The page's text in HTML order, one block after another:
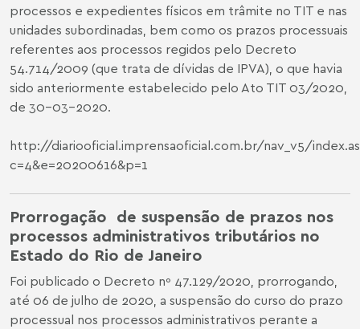
processos e expedientes físicos em trâmite no TIT e nas
unidades subordinadas, bem como os prazos processuais
referentes aos processos regidos pelo Decreto
54.714/2009 (que trata de dívidas de IPVA), o que havia
sido anteriormente estabelecido pelo Ato TIT 03/2020,
de 30-03-2020.
http://diariooficial.imprensaoficial.com.br/nav_v5/
c=4&e=20200616&p=1
Prorrogação de suspensão de prazos nos
processos administrativos tributários no
Estado do Rio de Janeiro
Foi publicado o Decreto nº 47.129/2020, prorrogando,
até 06 de julho de 2020, a suspensão do curso do prazo
processual nos processos administrativos perante a